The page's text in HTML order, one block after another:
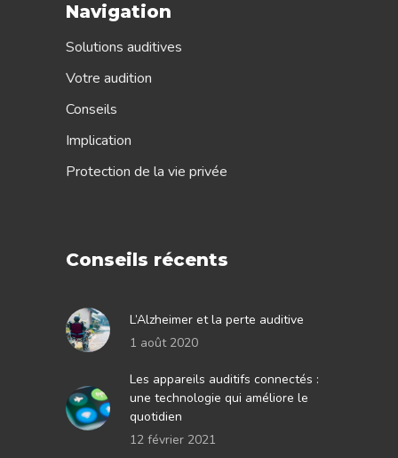
Navigation
Solutions auditives
Votre audition
Conseils
Implication
Protection de la vie privée
Conseils récents
L’Alzheimer et la perte auditive
1 août 2020
Les appareils auditifs connectés :
une technologie qui améliore le
quotidien
12 février 2021